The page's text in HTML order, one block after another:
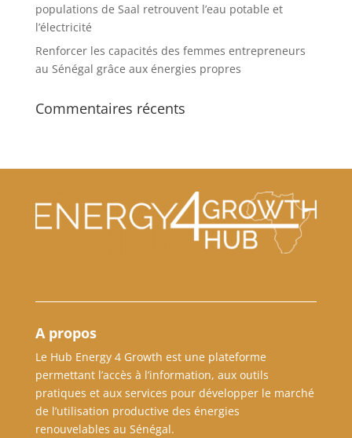
populations de Saal retrouvent l’eau potable et
l’électricité
Renforcer les capacités des femmes entrepreneurs
au Sénégal grâce aux énergies propres
Commentaires récents
A propos
Le Hub Energy 4 Growth est une plateforme
permettant l’accès à l’information, aux outils
pratiques et aux services pour développer le marché
de l’utilisation productive des énergies
renouvelables au Sénégal.